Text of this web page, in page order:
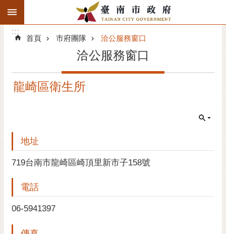
跳到主要內容區塊
搜
階
精彩府城
市府團隊
主題服務
市政資訊
市民互動
:::
:::
首頁 市府團隊 洽公服務窗口
洽公服務窗口
龍崎區衛生所
地址
719台南市龍崎區崎頂里新市子158號
電話
06-5941397